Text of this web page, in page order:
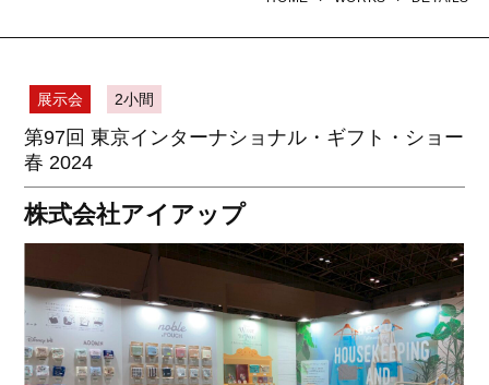
展示会 2小間
第97回 東京インターナショナル・ギフト・ショー
春 2024
株式会社アイアップ